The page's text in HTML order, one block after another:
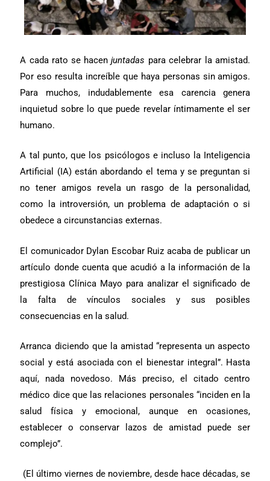
A cada rato se hacenjuntadas para celebrar la amistad.
Por eso resulta increíble que haya personas sin amigos.
Para muchos, indudablemente esa carencia genera
inquietud sobre lo que puede revelar íntimamente el ser
humano.
A tal punto, que los psicólogos e incluso la Inteligencia
Artificial (IA) están abordando el tema y se preguntan si
no tener amigos revela un rasgo de la personalidad,
como la introversión, un problema de adaptación o si
obedece a circunstancias externas.
El comunicador Dylan Escobar Ruiz acaba de publicar un
artículo donde cuenta que acudió a la información de la
prestigiosa Clínica Mayo para analizar el significado de
la falta de vínculos sociales y sus posibles
consecuencias en la salud.
Arranca diciendo que la amistad “representa un aspecto
social y está asociada con el bienestar integral”. Hasta
aquí, nada novedoso. Más preciso, el citado centro
médico dice que las relaciones personales “inciden en la
salud física y emocional, aunque en ocasiones,
establecer o conservar lazos de amistad puede ser
complejo”.
(El último viernes de noviembre, desde hace décadas, se